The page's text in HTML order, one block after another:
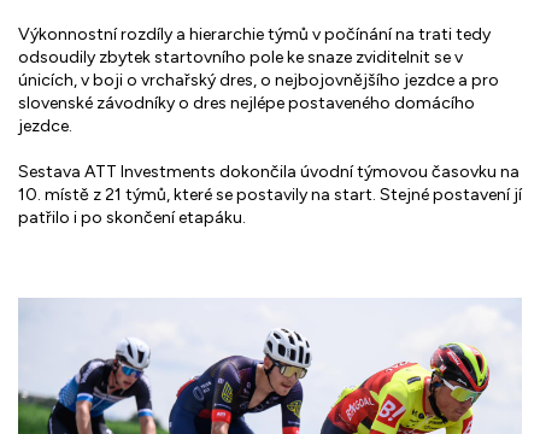
Výkonnostní rozdíly a hierarchie týmů v počínání na trati tedy
odsoudily zbytek startovního pole ke snaze zviditelnit se v
únicích, v boji o vrchařský dres, o nejbojovnějšího jezdce a pro
slovenské závodníky o dres nejlépe postaveného domácího
jezdce.
Sestava ATT Investments dokončila úvodní týmovou časovku na
10. místě z 21 týmů, které se postavily na start. Stejné postavení jí
patřilo i po skončení etapáku.